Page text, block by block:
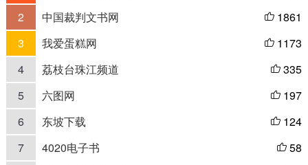
2
中国裁判文书网  1861
3
我爱蛋糕网  1173
4
荔枝台珠江频道  335
5
六图网  197
6
东坡下载  124
7
4020电子书  58